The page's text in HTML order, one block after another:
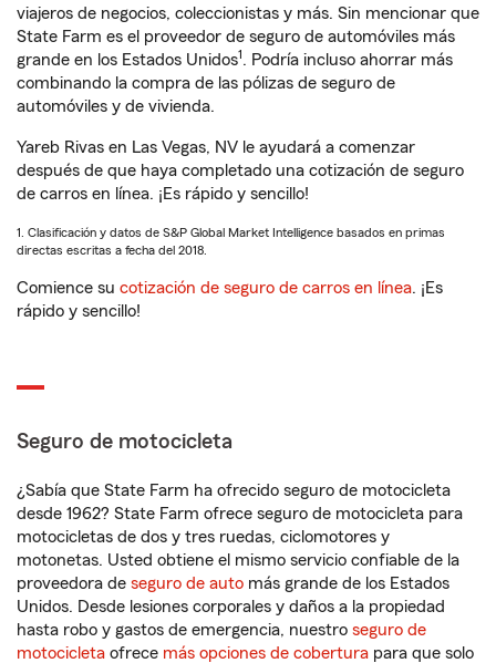
viajeros de negocios, coleccionistas y más. Sin mencionar que
State Farm es el proveedor de seguro de automóviles más
grande en los Estados Unidos1. Podría incluso ahorrar más
combinando la compra de las pólizas de seguro de
automóviles y de vivienda.
Yareb Rivas en Las Vegas, NV le ayudará a comenzar
después de que haya completado una cotización de seguro
de carros en línea. ¡Es rápido y sencillo!
1. Clasificación y datos de S&P Global Market Intelligence basados en primas
directas escritas a fecha del 2018.
Comience su cotización de seguro de carros en línea. ¡Es
rápido y sencillo!
Seguro de motocicleta
¿Sabía que State Farm ha ofrecido seguro de motocicleta
desde 1962? State Farm ofrece seguro de motocicleta para
motocicletas de dos y tres ruedas, ciclomotores y
motonetas. Usted obtiene el mismo servicio confiable de la
proveedora de seguro de auto más grande de los Estados
Unidos. Desde lesiones corporales y daños a la propiedad
hasta robo y gastos de emergencia, nuestro seguro de
motocicleta ofrece más opciones de cobertura para que solo